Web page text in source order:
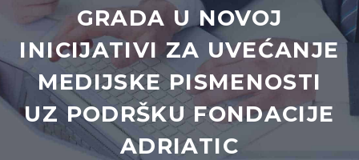
GRADA U NOVOJ
INICIJATIVI ZA UVEĆANJE
MEDIJSKE PISMENOSTI
UZ PODRŠKU FONDACIJE
ADRIATIC